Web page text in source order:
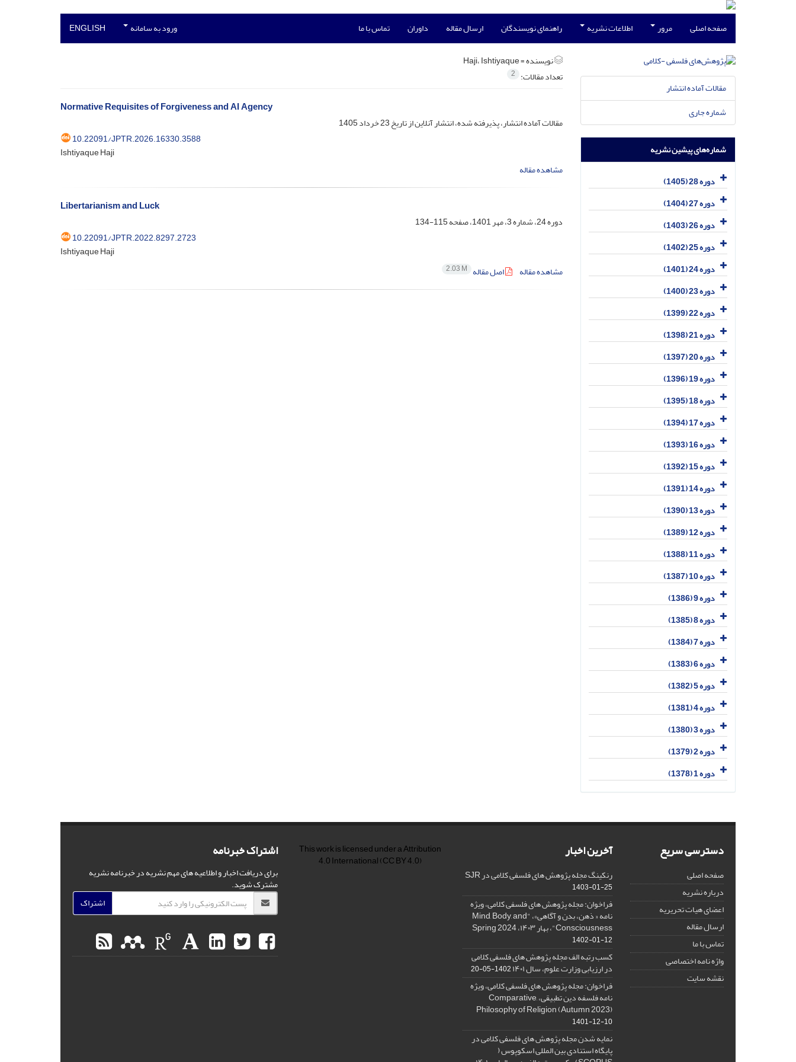
صفحه اصلی مرور اطلاعات نشریه راهنمای نویسندگان ارسال مقاله داوران تماس با ما ورود به سامانه ENGLISH
نویسنده =Haji، Ishtiyaque
تعداد مقالات: 2
Normative Requisites of Forgiveness and AI Agency
مقالات آماده انتشار، پذیرفته شده، انتشار آنلاین از تاریخ23 خرداد 1405
10.22091/JPTR.2026.16330.3588
Ishtiyaque Haji
مشاهده مقاله
Libertarianism and Luck
دوره 24، شماره 3، مهر 1401، صفحه
115-134
10.22091/JPTR.2022.8297.2723
Ishtiyaque Haji
مشاهده مقاله
اصل مقاله 2.03 M
مقالات آماده انتشار
شماره جاری
شماره‌های پیشین نشریه
دوره 28 (1405)
دوره 27 (1404)
دوره 26 (1403)
دوره 25 (1402)
دوره 24 (1401)
دوره 23 (1400)
دوره 22 (1399)
دوره 21 (1398)
دوره 20 (1397)
دوره 19 (1396)
دوره 18 (1395)
دوره 17 (1394)
دوره 16 (1393)
دوره 15 (1392)
دوره 14 (1391)
دوره 13 (1390)
دوره 12 (1389)
دوره 11 (1388)
دوره 10 (1387)
دوره 9 (1386)
دوره 8 (1385)
دوره 7 (1384)
دوره 6 (1383)
دوره 5 (1382)
دوره 4 (1381)
دوره 3 (1380)
دوره 2 (1379)
دوره 1 (1378)
دسترسی سریع
صفحه اصلی
درباره نشریه
اعضای هیات تحریریه
ارسال مقاله
تماس با ما
واژه نامه اختصاصی
نقشه سایت
آخرین اخبار
رنکینگ مجله پژوهش های فلسفی کلامی در SJR
1403-01-25
فراخوان: مجله پژوهش های فلسفی کلامی، ویژه
نامه « ذهن، بدن و آگاهی»، "Mind, Body, and
Consciousness"، بهار ۱۴۰۳، Spring 2024
1402-01-12
کسب رتبه الف مجله پژوهش های فلسفی کلامی
در ارزیابی وزارت علوم، سال ۱۴۰۱ 1402-05-20
فراخوان: مجله پژوهش های فلسفی کلامی، ویژه
نامه فلسفه دین تطبیقی، ,Comparative
Philosophy of Religion (Autumn 2023)
1401-12-10
نمایه شدن مجله پژوهش های فلسفی کلامی در
پایگاه استنادی بین المللی اسکوپوس (
This work is licensed under aAttribution
4.0 International(CC BY 4.0) اشتراک خبرنامه
برای دریافت اخبار و اطلاعیه های مهم نشریه در خبرنامه نشریه
مشترک شوید.
اشتراک